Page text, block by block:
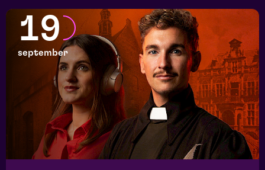
19
september